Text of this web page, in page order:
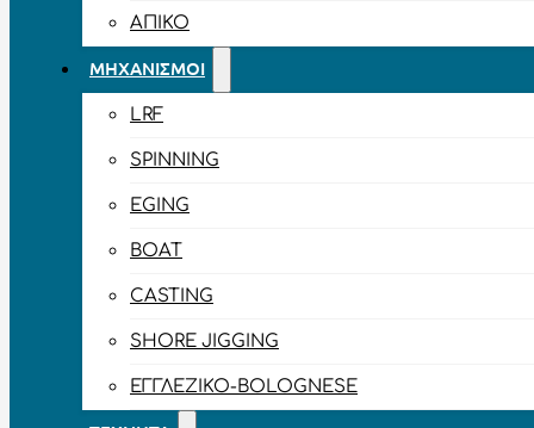
ΑΠΊΚΟ
ΜΗΧΑΝΙΣΜΟΊ
LRF
SPINNING
EGING
BOAT
CASTING
SHORE JIGGING
ΕΓΓΛΈΖΙΚΟ-BOLOGNESE